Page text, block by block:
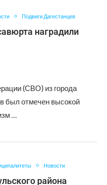
Подвиги Дагестанцев
наградили
(СВО) из города
был отмечен высокой
…
Новости
района